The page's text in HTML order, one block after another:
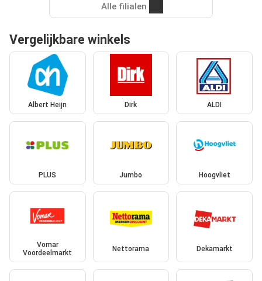
Alle filialen
Vergelijkbare winkels
Albert Heijn Dirk ALDI
PLUS Jumbo Hoogvliet
Vomar
Voordeelmarkt
Nettorama Dekamarkt